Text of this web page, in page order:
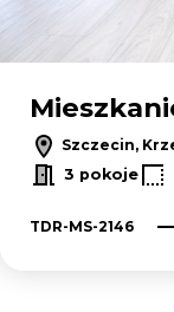
Szczecin,
3 pokoje
TDR-MS-2146